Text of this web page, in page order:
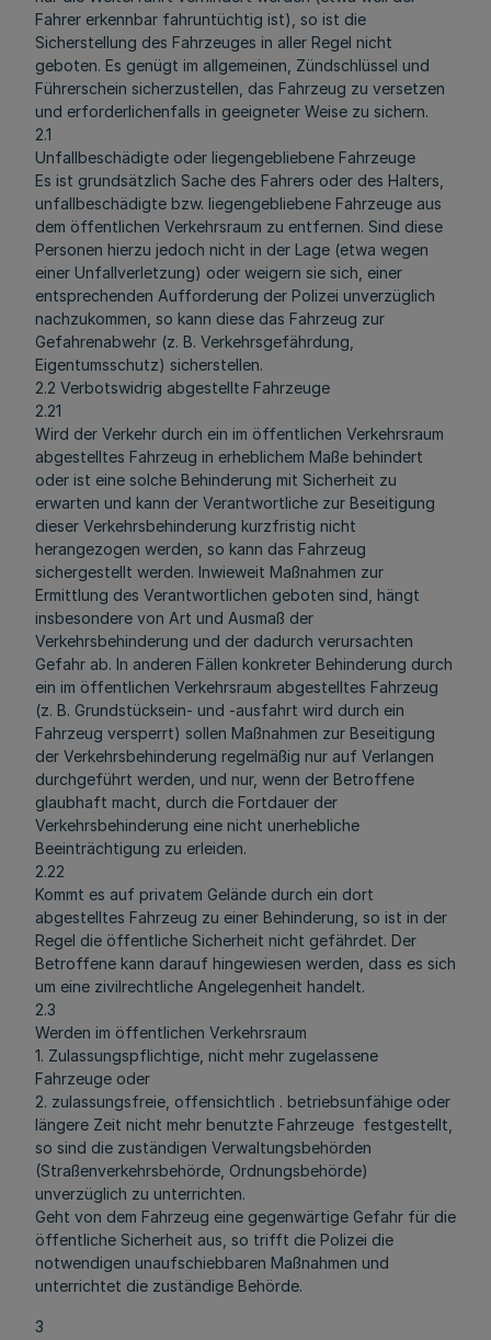
Fahrer erkennbar fahruntüchtig ist), so ist die
Sicherstellung des Fahrzeuges in aller Regel nicht
geboten. Es genügt im allgemeinen, Zündschlüssel und
Führerschein sicherzustellen, das Fahrzeug zu versetzen
und erforderlichenfalls in geeigneter Weise zu sichern.
2.1
Unfallbeschädigte oder liegengebliebene Fahrzeuge
Es ist grundsätzlich Sache des Fahrers oder des Halters,
unfallbeschädigte bzw. liegengebliebene Fahrzeuge aus
dem öffentlichen Verkehrsraum zu entfernen. Sind diese
Personen hierzu jedoch nicht in der Lage (etwa wegen
einer Unfallverletzung) oder weigern sie sich, einer
entsprechenden Aufforderung der Polizei unverzüglich
nachzukommen, so kann diese das Fahrzeug zur
Gefahrenabwehr (z. B. Verkehrsgefährdung,
Eigentumsschutz) sicherstellen.
2.2 Verbotswidrig abgestellte Fahrzeuge
2.21
Wird der Verkehr durch ein im öffentlichen Verkehrsraum
abgestelltes Fahrzeug in erheblichem Maße behindert
oder ist eine solche Behinderung mit Sicherheit zu
erwarten und kann der Verantwortliche zur Beseitigung
dieser Verkehrsbehinderung kurzfristig nicht
herangezogen werden, so kann das Fahrzeug
sichergestellt werden. Inwieweit Maßnahmen zur
Ermittlung des Verantwortlichen geboten sind, hängt
insbesondere von Art und Ausmaß der
Verkehrsbehinderung und der dadurch verursachten
Gefahr ab. In anderen Fällen konkreter Behinderung durch
ein im öffentlichen Verkehrsraum abgestelltes Fahrzeug
(z. B. Grundstücksein- und -ausfahrt wird durch ein
Fahrzeug versperrt) sollen Maßnahmen zur Beseitigung
der Verkehrsbehinderung regelmäßig nur auf Verlangen
durchgeführt werden, und nur, wenn der Betroffene
glaubhaft macht, durch die Fortdauer der
Verkehrsbehinderung eine nicht unerhebliche
Beeinträchtigung zu erleiden.
2.22
Kommt es auf privatem Gelände durch ein dort
abgestelltes Fahrzeug zu einer Behinderung, so ist in der
Regel die öffentliche Sicherheit nicht gefährdet. Der
Betroffene kann darauf hingewiesen werden, dass es sich
um eine zivilrechtliche Angelegenheit handelt.
2.3
Werden im öffentlichen Verkehrsraum
1. Zulassungspflichtige, nicht mehr zugelassene
Fahrzeuge oder
2. zulassungsfreie, offensichtlich . betriebsunfähige oder
längere Zeit nicht mehr benutzte Fahrzeuge festgestellt,
so sind die zuständigen Verwaltungsbehörden
(Straßenverkehrsbehörde, Ordnungsbehörde)
unverzüglich zu unterrichten.
Geht von dem Fahrzeug eine gegenwärtige Gefahr für die
öffentliche Sicherheit aus, so trifft die Polizei die
notwendigen unaufschiebbaren Maßnahmen und
unterrichtet die zuständige Behörde.
3